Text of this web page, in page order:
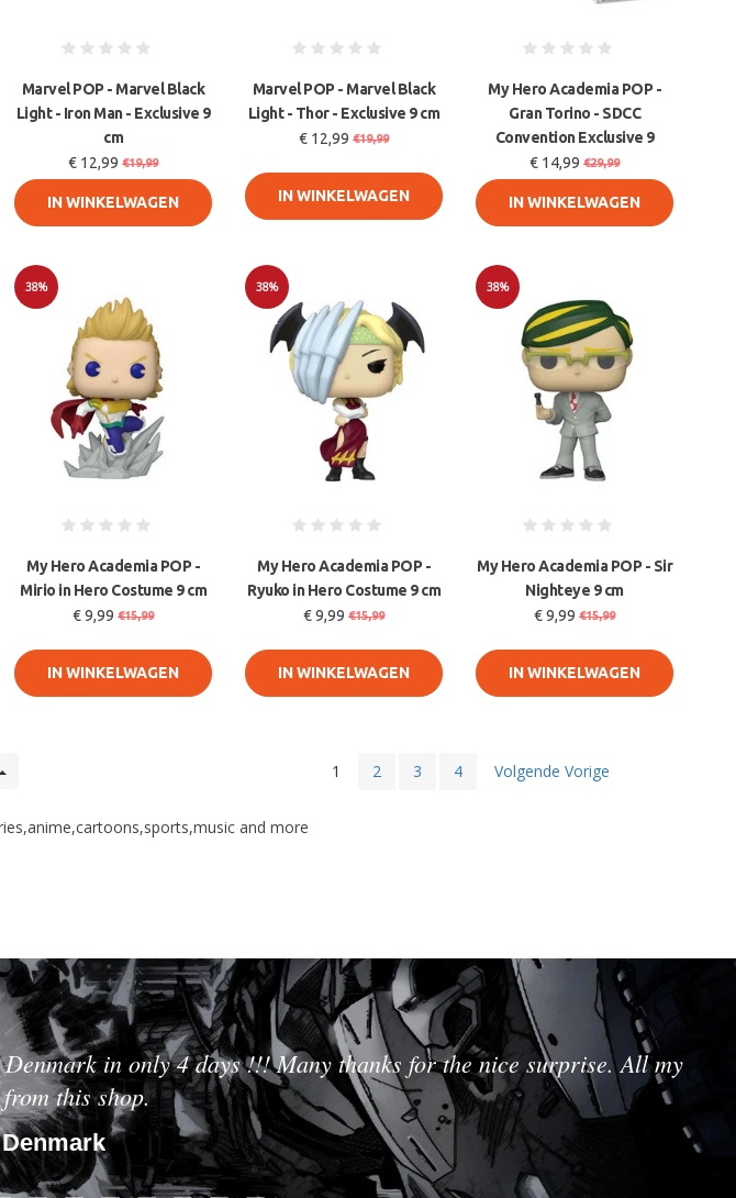
Marvel POP - Marvel Black
Light - Iron Man - Exclusive 9
cm
€ 12,99 €19,99
IN WINKELWAGEN
Marvel POP - Marvel Black
Light - Thor - Exclusive 9 cm
€ 12,99 €19,99
IN WINKELWAGEN
My Hero Academia POP -
Gran Torino - SDCC
Convention Exclusive 9
€ 14,99 €29,99
IN WINKELWAGEN
38%
My Hero Academia POP -
Mirio in Hero Costume 9 cm
€ 9,99 €15,99
IN WINKELWAGEN
38%
Sale
My Hero Academia POP -
Ryuko in Hero Costume 9 cm
€ 9,99 €15,99
IN WINKELWAGEN
38%
My Hero Academia POP - Sir
Nighteye 9 cm
€ 9,99 €15,99
IN WINKELWAGEN
1 2 3 4 Volgende Vorige
and more
in only 4 days !!! Many thanks for the nice surprise. All my
this shop.